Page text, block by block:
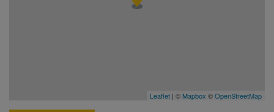
Leaflet | © Mapbox ©OpenStreetMap